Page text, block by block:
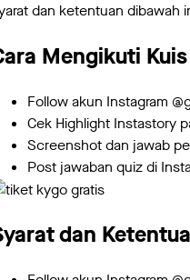
dan ketentuan dibawah
Mengikuti
Follow akun Instagram
Cek Highlight Instastory
Screenshot dan jawab
Post jawaban quiz di
dan